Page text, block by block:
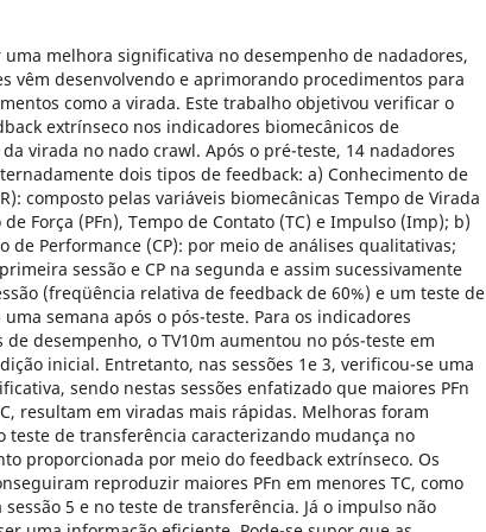
uma melhora significativa no desempenho de nadadores,
vêm desenvolvendo e aprimorando procedimentos para
como a virada. Este trabalho objetivou verificar o
extrínseco nos indicadores biomecânicos de
virada no nado crawl. Após o pré-teste, 14 nadadores
dois tipos de feedback: a) Conhecimento de
composto pelas variáveis biomecânicas Tempo de Virada
de Força (PFn), Tempo de Contato (TC) e Impulso (Imp); b)
de Performance (CP): por meio de análises qualitativas;
sessão e CP na segunda e assim sucessivamente
(freqüência relativa de feedback de 60%) e um teste de
semana após o pós-teste. Para os indicadores
de desempenho, o TV10m aumentou no pós-teste em
inicial. Entretanto, nas sessões 1e 3, verificou-se uma
sendo nestas sessões enfatizado que maiores PFn
resultam em viradas mais rápidas. Melhoras foram
teste de transferência caracterizando mudança no
proporcionada por meio do feedback extrínseco. Os
reproduzir maiores PFn em menores TC, como
sessão 5 e no teste de transferência. Já o impulso não